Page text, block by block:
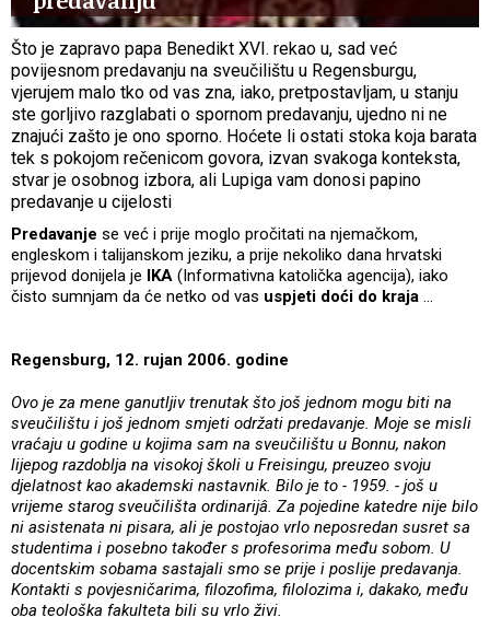
Što je zapravo papa Benedikt XVI. rekao u, sad već
povijesnom predavanju na sveučilištu u Regensburgu,
vjerujem malo tko od vas zna, iako, pretpostavljam, u stanju
ste gorljivo razglabati o spornom predavanju, ujedno ni ne
znajući zašto je ono sporno. Hoćete li ostati stoka koja barata
tek s pokojom rečenicom govora, izvan svakoga konteksta,
stvar je osobnog izbora, ali Lupiga vam donosi papino
predavanje u cijelosti
Predavanje se već i prije moglo pročitati na njemačkom,
engleskom i talijanskom jeziku, a prije nekoliko dana hrvatski
prijevod donijela je IKA (Informativna katolička agencija), iako
čisto sumnjam da će netko od vas uspjeti doći do kraja ...
Regensburg, 12. rujan 2006. godine
Ovo je za mene ganutljiv trenutak što još jednom mogu biti na
sveučilištu i još jednom smjeti održati predavanje. Moje se misli
vraćaju u godine u kojima sam na sveučilištu u Bonnu, nakon
lijepog razdoblja na visokoj školi u Freisingu, preuzeo svoju
djelatnost kao akademski nastavnik. Bilo je to - 1959. - još u
vrijeme starog sveučilišta ordinarijâ. Za pojedine katedre nije bilo
ni asistenata ni pisara, ali je postojao vrlo neposredan susret sa
studentima i posebno također s profesorima među sobom. U
docentskim sobama sastajali smo se prije i poslije predavanja.
Kontakti s povjesničarima, filozofima, filolozima i, dakako, među
oba teološka fakulteta bili su vrlo živi.